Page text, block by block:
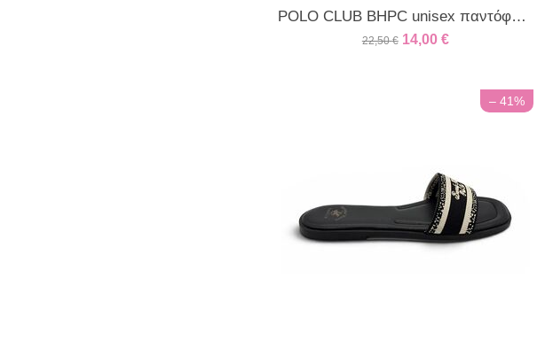
POLO CLUB BHPC unisex παντόφλα μπλε
22,50 € 14,00 €
– 41%